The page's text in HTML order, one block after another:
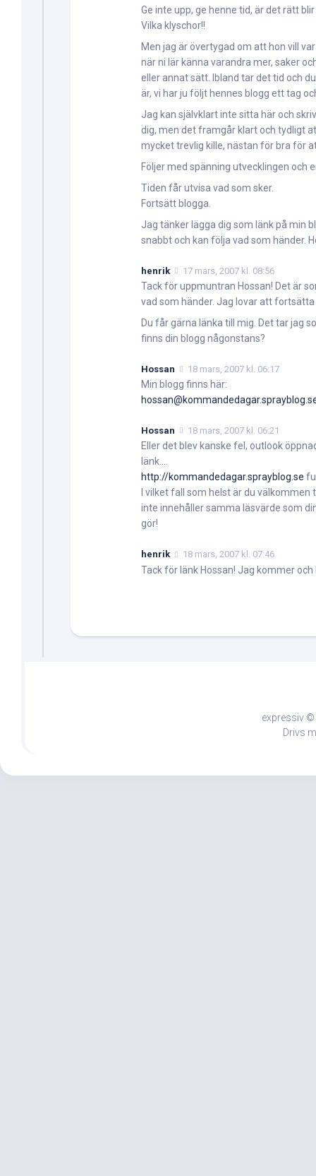
Ge inte upp, ge henne tid, är det rätt
Vilka klyschor!!
Men jag är övertygad om att hon vill
när ni lär känna varandra mer, saker
eller annat sätt. Ibland tar det tid och
är, vi har ju följt hennes blogg ett tag
Jag kan självklart inte sitta här och
dig, men det framgår klart och tydligt
mycket trevlig kille, nästan för bra för
Följer med spänning utvecklingen och
Tiden får utvisa vad som sker.
Fortsätt blogga.
Jag tänker lägga dig som länk på min
snabbt och kan följa vad som händer.
henrik 17 mars, 2007 kl. 08:56
Tack för uppmuntran Hossan! Det är
vad som händer. Jag lovar att fortsätta
Du får gärna länka till mig. Det tar jag
finns din blogg någonstans?
Hossan 18 mars, 2007 kl. 06:17
Min blogg finns här:
Hossan 18 mars, 2007 kl. 06:21
Eller det blev kanske fel, outlook
länk….
http://kommandedagar.sprayblog.se
I vilket fall som helst är du välkommen
inte innehåller samma läsvärde som
gör!
henrik 18 mars, 2007 kl. 07:46
Tack för länk Hossan! Jag kommer och
expressiv ©
Drivs